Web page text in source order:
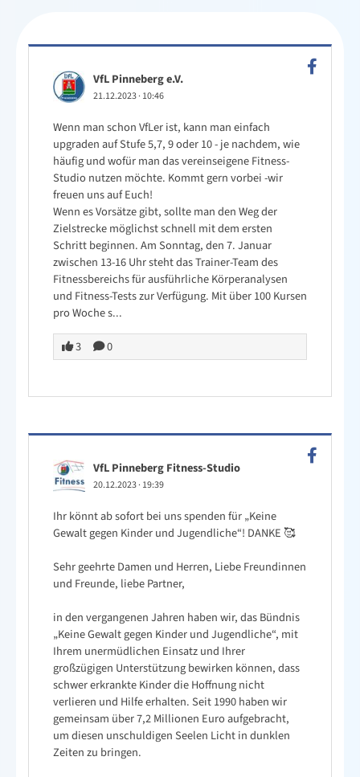
VfL Pinneberg e.V.
21.12.2023· 10:46
Wenn man schon VfLer ist, kann man einfach
upgraden auf Stufe 5,7, 9 oder 10 - je nachdem, wie
häufig und wofür man das vereinseigene Fitness-
Studio nutzen möchte. Kommt gern vorbei -wir
freuen uns auf Euch!
Wenn es Vorsätze gibt, sollte man den Weg der
Zielstrecke möglichst schnell mit dem ersten
Schritt beginnen. Am Sonntag, den 7. Januar
zwischen 13-16 Uhr steht das Trainer-Team des
Fitnessbereichs für ausführliche Körperanalysen
und Fitness-Tests zur Verfügung. Mit über 100 Kursen
pro Woche s...
3
0
VfL Pinneberg Fitness-Studio
20.12.2023· 19:39
Ihr könnt ab sofort bei uns spenden für „Keine
Gewalt gegen Kinder und Jugendliche“! DANKE 🥰
Sehr geehrte Damen und Herren, Liebe Freundinnen
und Freunde, liebe Partner,
in den vergangenen Jahren haben wir, das Bündnis
„Keine Gewalt gegen Kinder und Jugendliche“, mit
Ihrem unermüdlichen Einsatz und Ihrer
großzügigen Unterstützung bewirken können, dass
schwer erkrankte Kinder die Hoffnung nicht
verlieren und Hilfe erhalten. Seit 1990 haben wir
gemeinsam über 7,2 Millionen Euro aufgebracht,
um diesen unschuldigen Seelen Licht in dunklen
Zeiten zu bringen.
Sportangebote